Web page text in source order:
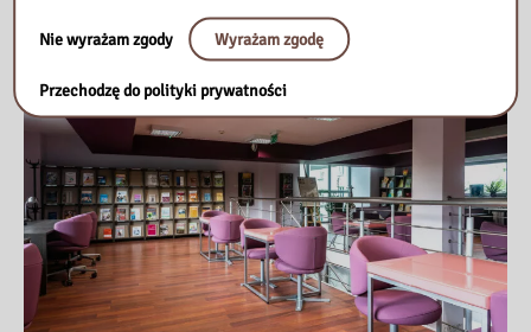
Nie wyrażam zgody Wyrażam zgodę
Przechodzę do polityki prywatności